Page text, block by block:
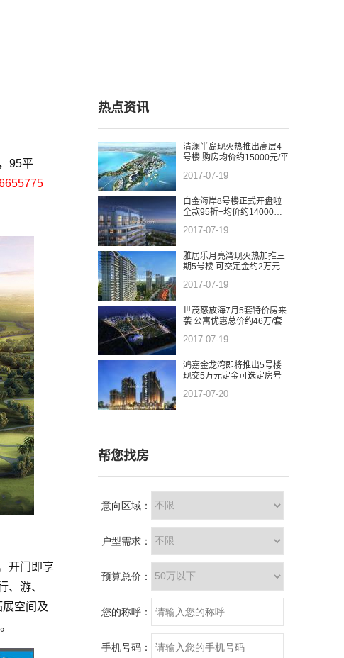
95平
开门即享
游、
空间及
热点资讯
清澜半岛现火热推出高层4
号楼 购房均价约15000元/平
2017-07-19
白金海岸8号楼正式开盘啦
全款95折+均价约14000元/
2017-07-19
雅居乐月亮湾现火热加推三
期5号楼 可交定金约2万元
2017-07-19
世茂怒放海7月5套特价房来
袭 公寓优惠总价约46万/套
2017-07-19
鸿嘉金龙湾即将推出5号楼
现交5万元定金可选定房号
2017-07-20
帮您找房